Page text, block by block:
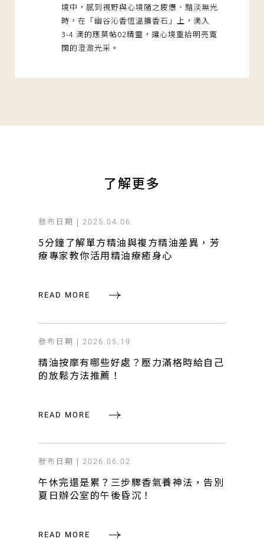
境中，感到視野與心境隨之疲憊、黯淡無光
時，在「幽谷沁香恆溫擴香石」上，滴入
3-4 滴的應莫帖02精靈，讓心境重拾明亮寬
闊的澄澈光采。
了解更多
發布日期 | 2025.04.06
5分鐘了解單方精油與複方精油差異，芳
療專家教你活用精油療癒身心
READ MORE
發布日期 | 2026.05.19
精油按摩有哪些好處？壓力滿格時給自己
的放鬆方法推薦！
READ MORE
發布日期 | 2026.06.02
午休完還是累？三步驟香氣養神法，告別
夏日辦公室的午後昏沉！
READ MORE